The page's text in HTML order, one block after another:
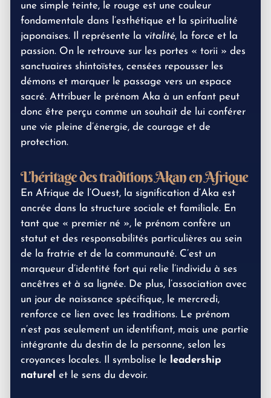
une simple teinte, le rouge est une couleur
fondamentale dans l’esthétique et la spiritualité
japonaises. Il représente la vitalité, la force et la
passion. On le retrouve sur les portes « torii » des
sanctuaires shintoïstes, censées repousser les
démons et marquer le passage vers un espace
sacré. Attribuer le prénom Aka à un enfant peut
donc être perçu comme un souhait de lui conférer
une vie pleine d’énergie, de courage et de
protection.
L’héritage des traditions Akan en Afrique
En Afrique de l’Ouest, la signification d’Aka est
ancrée dans la structure sociale et familiale. En
tant que « premier né », le prénom confère un
statut et des responsabilités particulières au sein
de la fratrie et de la communauté. C’est un
marqueur d’identité fort qui relie l’individu à ses
ancêtres et à sa lignée. De plus, l’association avec
un jour de naissance spécifique, le mercredi,
renforce ce lien avec les traditions. Le prénom
n’est pas seulement un identifiant, mais une partie
intégrante du destin de la personne, selon les
croyances locales. Il symbolise le
leadership
naturel et le sens du devoir.